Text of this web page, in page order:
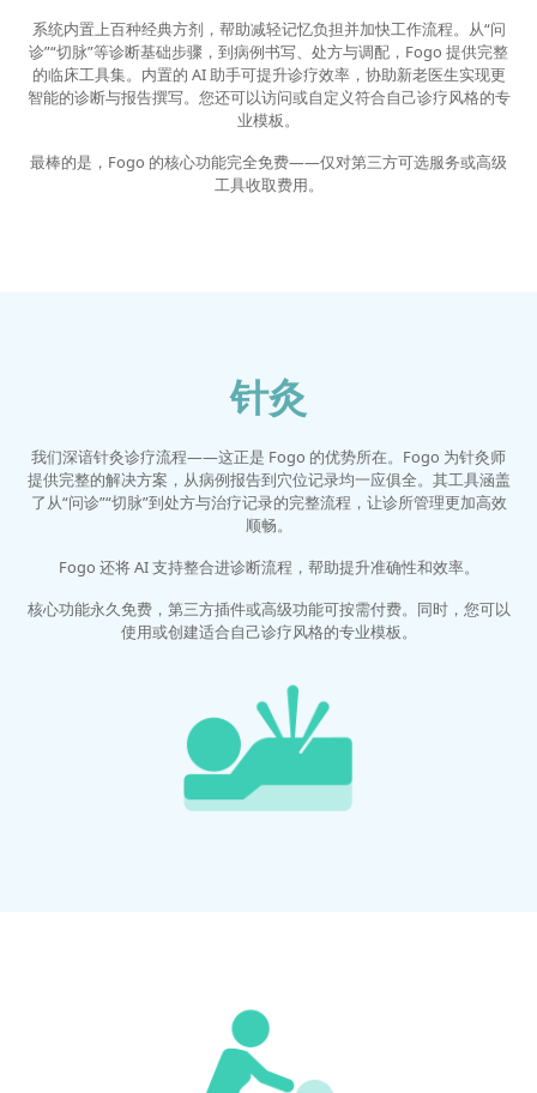
系统内置上百种经典方剂，帮助减轻记忆负担并加快工作流程。从“问
诊”“切脉”等诊断基础步骤，到病例书写、处方与调配，Fogo 提供完整
的临床工具集。内置的 AI 助手可提升诊疗效率，协助新老医生实现更
智能的诊断与报告撰写。您还可以访问或自定义符合自己诊疗风格的专
业模板。
最棒的是，Fogo 的核心功能完全免费——仅对第三方可选服务或高级
工具收取费用。
针灸
我们深谙针灸诊疗流程——这正是 Fogo 的优势所在。Fogo 为针灸师
提供完整的解决方案，从病例报告到穴位记录均一应俱全。其工具涵盖
了从“问诊”“切脉”到处方与治疗记录的完整流程，让诊所管理更加高效
顺畅。
Fogo 还将 AI 支持整合进诊断流程，帮助提升准确性和效率。
核心功能永久免费，第三方插件或高级功能可按需付费。同时，您可以
使用或创建适合自己诊疗风格的专业模板。